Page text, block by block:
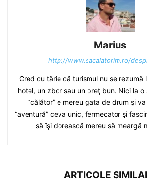
Marius
http://www.sacalatorim.ro/
Cred cu tărie că turismul nu se rezumă
hotel, un zbor sau un preţ bun. Nici la o
“călător” e mereu gata de drum şi
“aventură” ceva unic, fermecator şi
să îşi dorească mereu să meargă
ARTICOLE